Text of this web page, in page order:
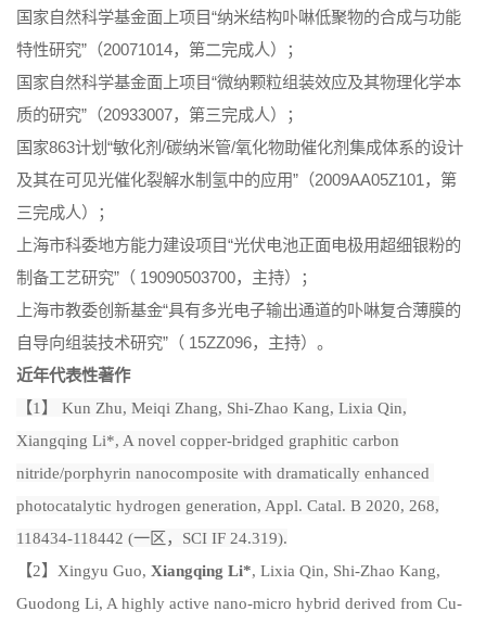
国家自然科学基金面上项目“纳米结构卟啉低聚物的合成与功能
特性研究”（20071014，第二完成人）；
国家自然科学基金面上项目“微纳颗粒组装效应及其物理化学本
质的研究”（20933007，第三完成人）；
国家863计划“敏化剂/碳纳米管/氧化物助催化剂集成体系的设计
及其在可见光催化裂解水制氢中的应用”（2009AA05Z101，第
三完成人）；
上海市科委地方能力建设项目“光伏电池正面电极用超细银粉的
制备工艺研究”（ 19090503700，主持）；
上海市教委创新基金“具有多光电子输出通道的卟啉复合薄膜的
自导向组装技术研究”（ 15ZZ096，主持）。
近年代表性著作
【1】 Kun Zhu, Meiqi Zhang, Shi-Zhao Kang, Lixia Qin,
Xiangqing Li*, A novel copper-bridged graphitic carbon
nitride/porphyrin nanocomposite with dramatically enhanced
photocatalytic hydrogen generation, Appl. Catal. B 2020, 268,
118434-118442 (一区，SCI IF 24.319).
【2】Xingyu Guo, Xiangqing Li*, Lixia Qin, Shi-Zhao Kang,
Guodong Li, A highly active nano-micro hybrid derived from Cu-